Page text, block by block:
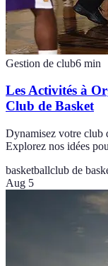
Gestion de club6 min
Les Activités à
Club de Basket
Dynamisez votre club
Explorez nos idées
basketballclub de
Aug 5